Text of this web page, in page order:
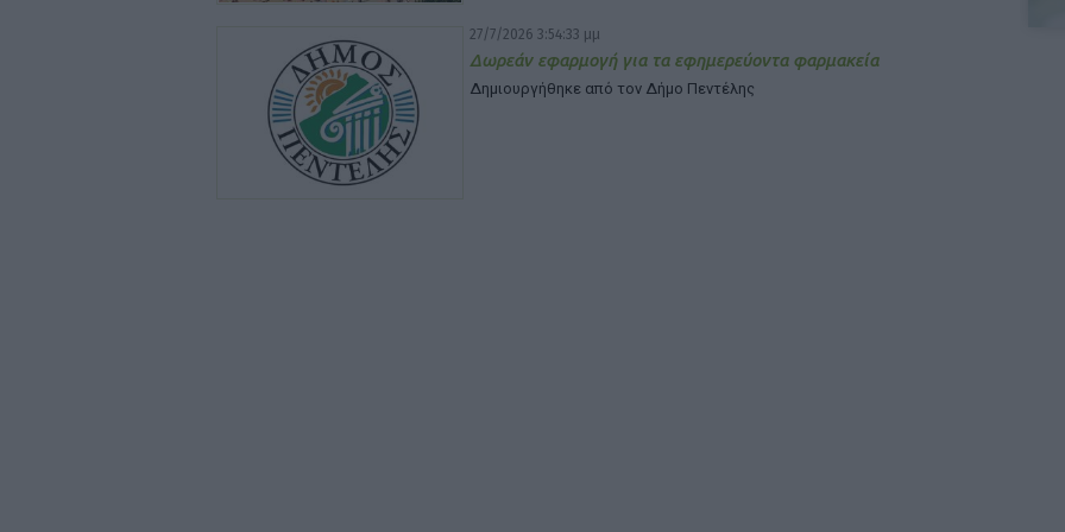
27/7/2026 3:54:33 μμ
Δωρεάν εφαρμογή για τα εφημερεύοντα φαρμακεία
Δημιουργήθηκε από τον Δήμο Πεντέλης